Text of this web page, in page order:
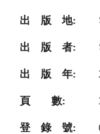
出 版 地:
出 版 者:
出 版 年:
頁 數:
登 錄 號: